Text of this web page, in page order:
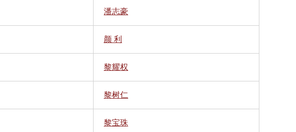
潘志豪
颜 利
黎耀权
黎树仁
黎宝珠